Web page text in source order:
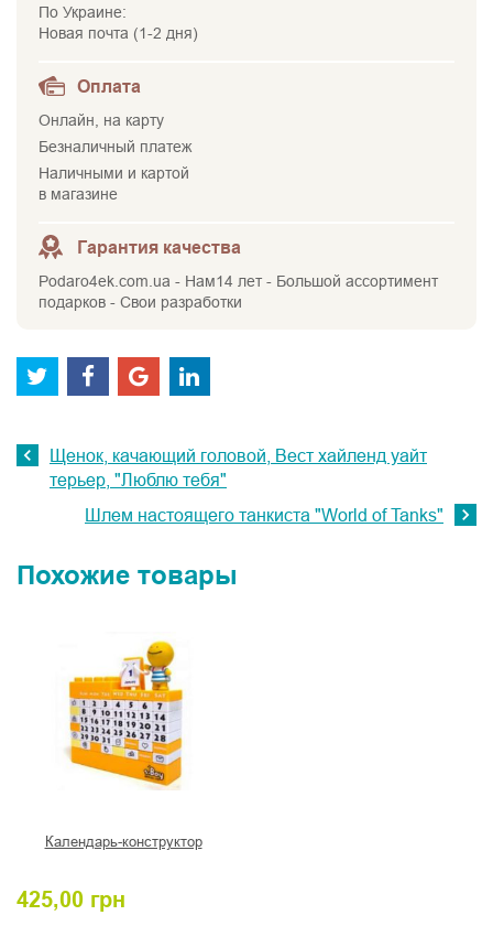
По Украине:
Новая почта (1-2 дня)
Оплата
Онлайн, на карту
Безналичный платеж
Наличными и картой
в магазине
Гарантия качества
Podaro4ek.com.ua - Нам14 лет - Большой ассортимент
подарков - Свои разработки
Щенок, качающий головой, Вест хайленд уайт
терьер, "Люблю тебя"
Шлем настоящего танкиста "World of Tanks"
Похожие товары
Календарь-конструктор
425,00 грн